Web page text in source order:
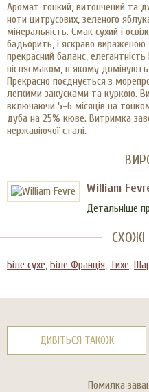
Аромат тонкий, витончений та
ноти цитрусових, зеленого
мінеральність. Смак сухий і
бадьорить, і яскраво
прекрасний баланс,
післясмаком, в якому домінують
Прекрасно поєднується з
легкими закусками та куркою.
включаючи 5-6 місяців на
дуба на 25% кюве. Витримка
нержавіючої сталі.
William
Детальніше
СХОЖІ
Біле сухе, Біле Франція, Тихе,
ДИВІТЬСЯ ТАКОЖ
Помилка